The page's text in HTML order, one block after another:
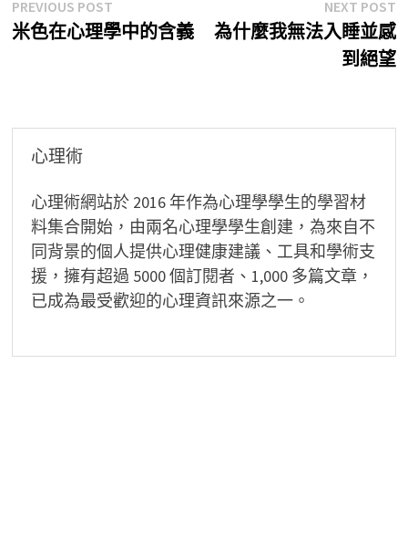
文
章
PREVIOUS POSTPrevious
post:
米色在心理學中的含義
NEXT POST
為什麼我無法入睡並感
到絕望
心理術
心理術網站於 2016 年作為心理學學生的學習材
料集合開始，由兩名心理學學生創建，為來自不
同背景的個人提供心理健康建議、工具和學術支
援，擁有超過 5000 個訂閱者、1,000 多篇文章，
已成為最受歡迎的心理資訊來源之一。